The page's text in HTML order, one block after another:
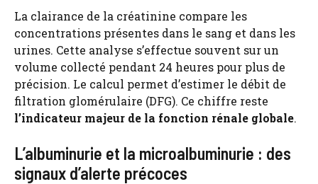
La clairance de la créatinine compare les
concentrations présentes dans le sang et dans les
urines. Cette analyse s’effectue souvent sur un
volume collecté pendant 24 heures pour plus de
précision. Le calcul permet d’estimer le débit de
filtration glomérulaire (DFG). Ce chiffre reste
l’indicateur majeur de la fonction rénale globale.
L’albuminurie et la microalbuminurie : des
signaux d’alerte précoces